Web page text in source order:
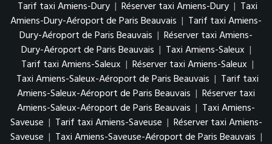
Tarif taxi Amiens-Dury | Réserver taxi Amiens-Dury | Taxi
Amiens-Dury-Aéroport de Paris Beauvais | Tarif taxi Amiens-
Dury-Aéroport de Paris Beauvais | Réserver taxi Amiens-
Dury-Aéroport de Paris Beauvais | Taxi Amiens-Saleux |
Tarif taxi Amiens-Saleux | Réserver taxi Amiens-Saleux |
Taxi Amiens-Saleux-Aéroport de Paris Beauvais | Tarif taxi
Amiens-Saleux-Aéroport de Paris Beauvais | Réserver taxi
Amiens-Saleux-Aéroport de Paris Beauvais | Taxi Amiens-
Saveuse | Tarif taxi Amiens-Saveuse | Réserver taxi Amiens-
Saveuse | Taxi Amiens-Saveuse-Aéroport de Paris Beauvais |